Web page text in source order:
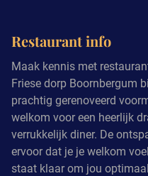
Restaurant info
Maak kennis met
Friese dorp Boornbergum
prachtig gerenoveerd
welkom voor een heerlijk
verrukkelijk diner. De
ervoor dat je je welkom
staat klaar om jou